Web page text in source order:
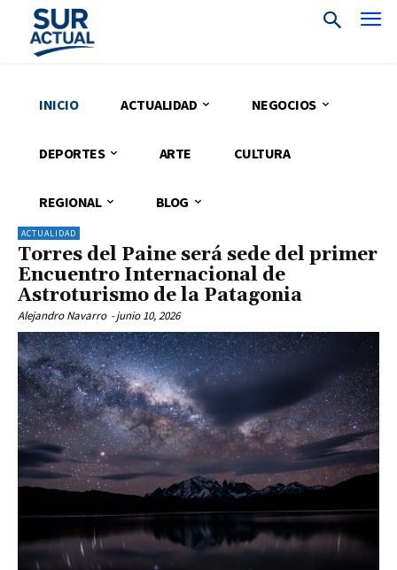
INICIO ACTUALIDAD NEGOCIOS
DEPORTES ARTE CULTURA
REGIONAL BLOG
ACTUALIDAD
Torres del Paine será sede del primer
Encuentro Internacional de
Astroturismo de la Patagonia
Alejandro Navarro -junio 10, 2026